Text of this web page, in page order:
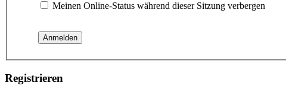
Meinen Online-Status während dieser Sitzung verbergen
Registrieren